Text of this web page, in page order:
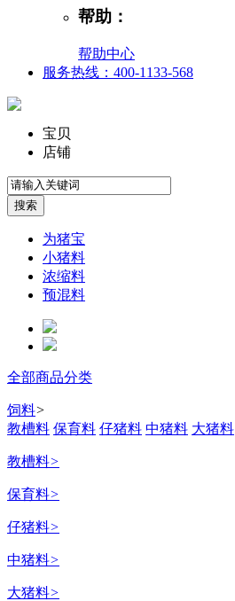
帮助：
帮助中心
服务热线：400-1133-568
宝贝
店铺
为猪宝
小猪料
浓缩料
预混料
全部商品分类
饲料>
教槽料 保育料 仔猪料 中猪料 大猪料
教槽料>
保育料>
仔猪料>
中猪料>
大猪料>